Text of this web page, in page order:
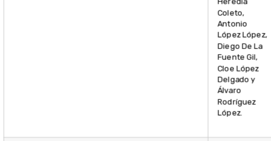
Heredia
Coleto,
Antonio
López López,
Diego De La
Fuente Gil,
Cloe López
Delgado y
Álvaro
Rodríguez
López.